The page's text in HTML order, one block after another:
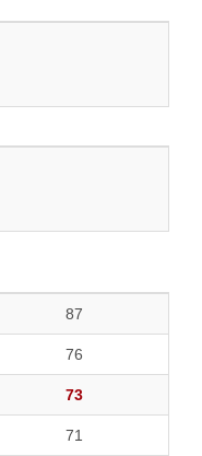
87
76
73
71